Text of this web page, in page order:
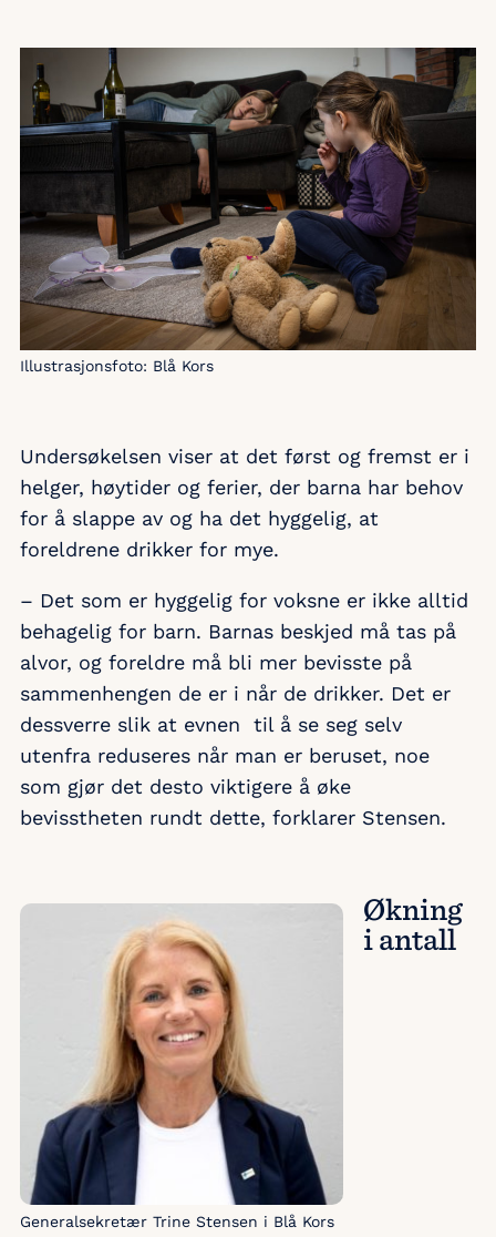
Illustrasjonsfoto: Blå Kors
Undersøkelsen viser at det først og fremst er i
helger, høytider og ferier, der barna har behov
for å slappe av og ha det hyggelig, at
foreldrene drikker for mye.
– Det som er hyggelig for voksne er ikke alltid
behagelig for barn. Barnas beskjed må tas på
alvor, og foreldre må bli mer bevisste på
sammenhengen de er i når de drikker. Det er
dessverre slik at evnen til å se seg selv
utenfra reduseres når man er beruset, noe
som gjør det desto viktigere å øke
bevisstheten rundt dette, forklarer Stensen.
Generalsekretær Trine Stensen i Blå Kors
Økning
i antall